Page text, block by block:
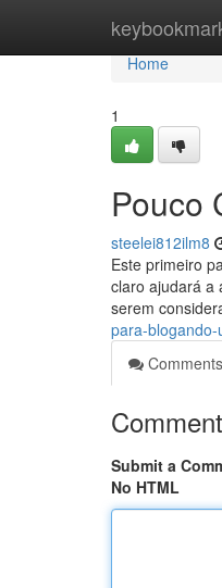
Home
Home
1
Pouco
steelei812ilm8
Este primeiro
claro ajudará a
serem
para-blogando-
Comments
Submit a
No HTML